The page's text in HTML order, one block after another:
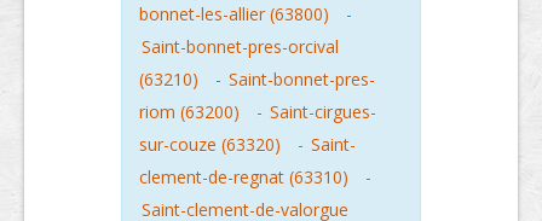
bonnet-les-allier (63800)
-
Saint-bonnet-pres-orcival
(63210)
- Saint-bonnet-pres-
riom (63200)
- Saint-cirgues-
sur-couze (63320)
- Saint-
clement-de-regnat (63310)
-
Saint-clement-de-valorgue